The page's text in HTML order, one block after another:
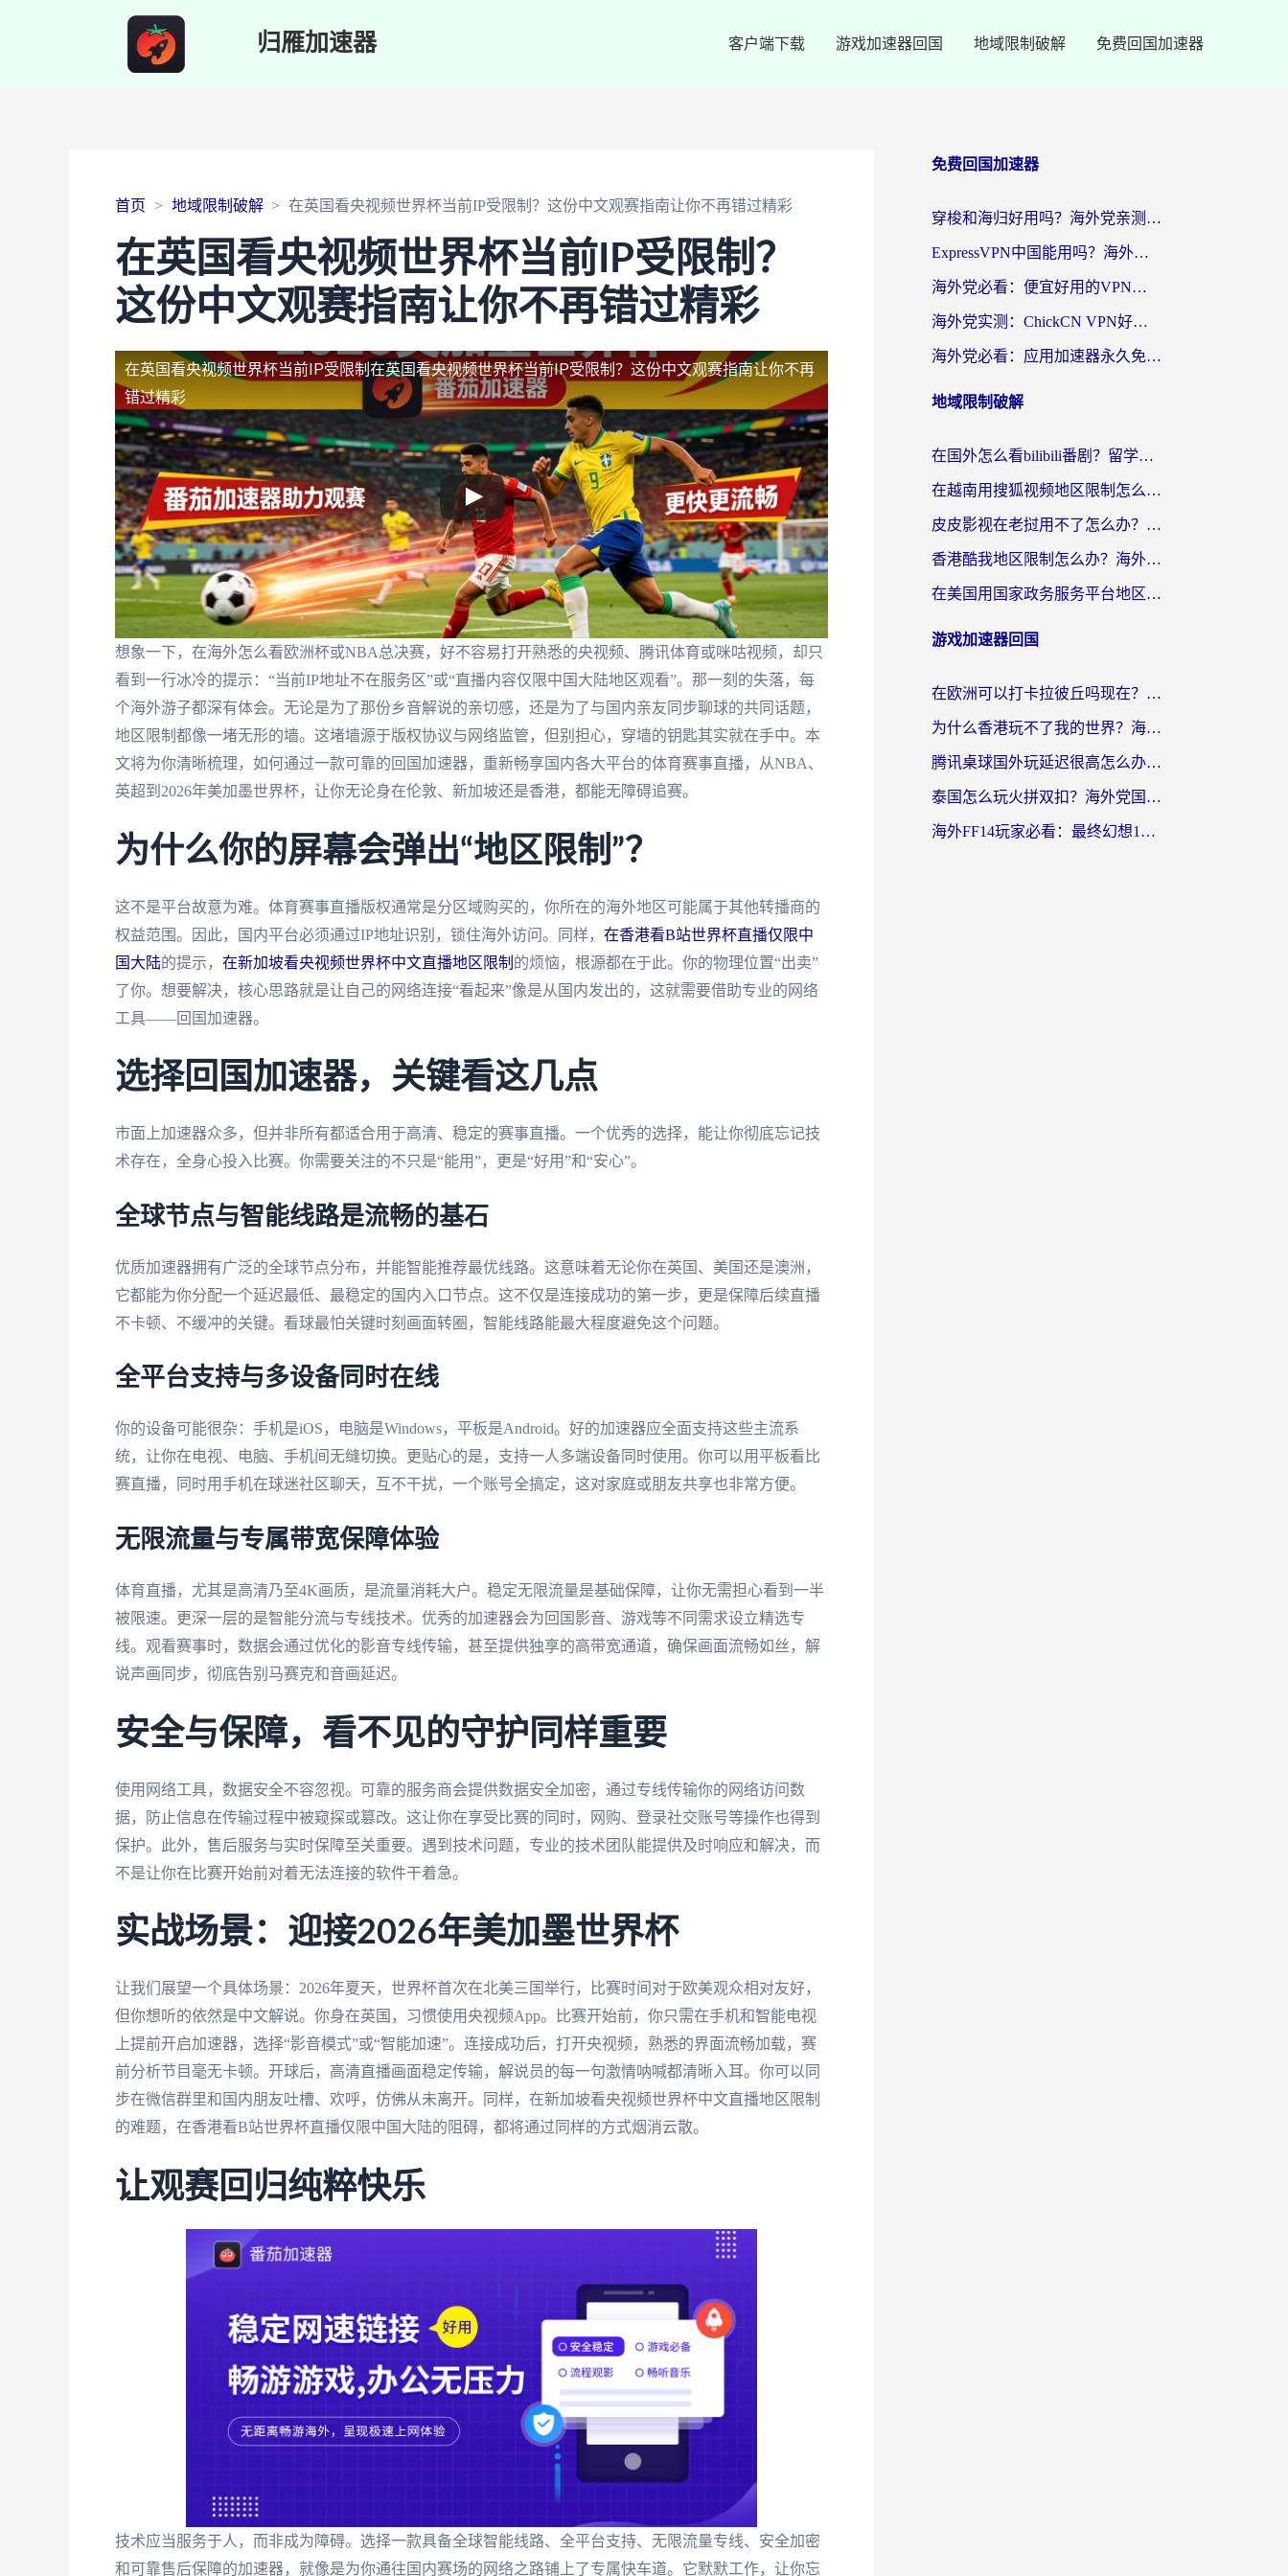
归雁加速器 客户端下载 游戏加速器回国 地域限制破解 免费回国加速器
首页 地域限制破解 在英国看央视频世界杯当前IP受限制？这份中文观赛指南让你不再错过精彩
在英国看央视频世界杯当前IP受限制？
这份中文观赛指南让你不再错过精彩
在英国看央视频世界杯当前IP受限制 在英国看央视频世界杯当前IP受限制？这份中文观赛指南让你不再
错过精彩
想象一下，在海外怎么看欧洲杯或NBA总决赛，好不容易打开熟悉的央视频、腾讯体育或咪咕视频，却只
看到一行冰冷的提示：“当前IP地址不在服务区”或“直播内容仅限中国大陆地区观看”。那一刻的失落，每
个海外游子都深有体会。无论是为了那份乡音解说的亲切感，还是为了与国内亲友同步聊球的共同话题，
地区限制都像一堵无形的墙。这堵墙源于版权协议与网络监管，但别担心，穿墙的钥匙其实就在手中。本
文将为你清晰梳理，如何通过一款可靠的回国加速器，重新畅享国内各大平台的体育赛事直播，从NBA、
英超到2026年美加墨世界杯，让你无论身在伦敦、新加坡还是香港，都能无障碍追赛。
为什么你的屏幕会弹出“地区限制”？
这不是平台故意为难。体育赛事直播版权通常是分区域购买的，你所在的海外地区可能属于其他转播商的
权益范围。因此，国内平台必须通过IP地址识别，锁住海外访问。同样， 在香港看B站世界杯直播仅限中
国大陆的提示， 在新加坡看央视频世界杯中文直播地区限制 的烦恼，根源都在于此。你的物理位置“出卖”
了你。想要解决，核心思路就是让自己的网络连接“看起来”像是从国内发出的，这就需要借助专业的网络
工具——回国加速器。
选择回国加速器，关键看这几点
市面上加速器众多，但并非所有都适合用于高清、稳定的赛事直播。一个优秀的选择，能让你彻底忘记技
术存在，全身心投入比赛。你需要关注的不只是“能用”，更是“好用”和“安心”。
全球节点与智能线路是流畅的基石
优质加速器拥有广泛的全球节点分布，并能智能推荐最优线路。这意味着无论你在英国、美国还是澳洲，
它都能为你分配一个延迟最低、最稳定的国内入口节点。这不仅是连接成功的第一步，更是保障后续直播
不卡顿、不缓冲的关键。看球最怕关键时刻画面转圈，智能线路能最大程度避免这个问题。
全平台支持与多设备同时在线
你的设备可能很杂：手机是iOS，电脑是Windows，平板是Android。好的加速器应全面支持这些主流系
统，让你在电视、电脑、手机间无缝切换。更贴心的是，支持一人多端设备同时使用。你可以用平板看比
赛直播，同时用手机在球迷社区聊天，互不干扰，一个账号全搞定，这对家庭或朋友共享也非常方便。
无限流量与专属带宽保障体验
体育直播，尤其是高清乃至4K画质，是流量消耗大户。稳定无限流量是基础保障，让你无需担心看到一半
被限速。更深一层的是智能分流与专线技术。优秀的加速器会为回国影音、游戏等不同需求设立精选专
线。观看赛事时，数据会通过优化的影音专线传输，甚至提供独享的高带宽通道，确保画面流畅如丝，解
说声画同步，彻底告别马赛克和音画延迟。
安全与保障，看不见的守护同样重要
使用网络工具，数据安全不容忽视。可靠的服务商会提供数据安全加密，通过专线传输你的网络访问数
据，防止信息在传输过程中被窥探或篡改。这让你在享受比赛的同时，网购、登录社交账号等操作也得到
保护。此外，售后服务与实时保障至关重要。遇到技术问题，专业的技术团队能提供及时响应和解决，而
不是让你在比赛开始前对着无法连接的软件干着急。
实战场景：迎接2026年美加墨世界杯
让我们展望一个具体场景：2026年夏天，世界杯首次在北美三国举行，比赛时间对于欧美观众相对友好，
但你想听的依然是中文解说。你身在英国，习惯使用央视频App。比赛开始前，你只需在手机和智能电视
上提前开启加速器，选择“影音模式”或“智能加速”。连接成功后，打开央视频，熟悉的界面流畅加载，赛
前分析节目毫无卡顿。开球后，高清直播画面稳定传输，解说员的每一句激情呐喊都清晰入耳。你可以同
步在微信群里和国内朋友吐槽、欢呼，仿佛从未离开。同样，在新加坡看央视频世界杯中文直播地区限制
的难题，在香港看B站世界杯直播仅限中国大陆的阻碍，都将通过同样的方式烟消云散。
让观赛回归纯粹快乐
技术应当服务于人，而非成为障碍。选择一款具备全球智能线路、全平台支持、无限流量专线、安全加密
和可靠售后保障的加速器，就像是为你通往国内赛场的网络之路铺上了专属快车道。它默默工作，让你忘
免费回国加速器
穿梭和海归好用吗？海外党亲测：3步选对回国加速器，无缝刷国内剧玩手游
ExpressVPN中国能用吗？海外党翻回国内的加速器选择指南（附番茄加速器实测）
海外党必看：便宜好用的VPN怎么选？3步解决回国访问难题+Steam改区技巧
海外党实测：ChickCN VPN好用吗？和OurPlay VPN对比哪个回国效果更好？附避坑指南
海外党必看：应用加速器永久免费版真的靠谱吗？教你选对回国加速器无缝刷国内资源
地域限制破解
在国外怎么看bilibili番剧？留学生亲测有效的地域限制突破指南（附酷我酷狗音乐解决方法）
在越南用搜狐视频地区限制怎么办？3招解决海外看国内剧难题（附西瓜视频CCTV观看技巧）
皮皮影视在老挝用不了怎么办？3步解决海外看国内影视&财经的痛点
香港酷我地区限制怎么办？海外党亲测有效的回国加速方案来了
在美国用国家政务服务平台地区限制怎么办？海外华人必备的突破攻略（附追剧看片技巧）
游戏加速器回国
在欧洲可以打卡拉彼丘吗现在？海外党国服游戏加速器终极避坑指南
为什么香港玩不了我的世界？海外党国服游戏加速终极解决方案
腾讯桌球国外玩延迟很高怎么办？海外党亲测有效的国服游戏加速指南
泰国怎么玩火拼双扣？海外党国服游戏加速终极指南（附暗区突围植物大战僵尸实测）
海外FF14玩家必看：最终幻想14国外加速器下载安装全攻略+卡顿解决秘籍